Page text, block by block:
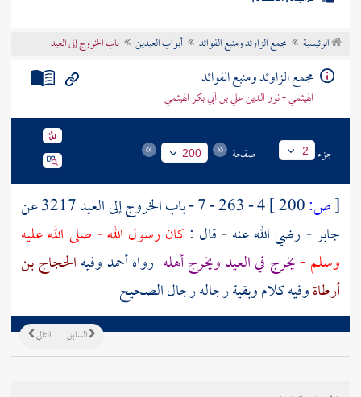
موضوعي
تراجم الأعلام
الرئيسية مجمع الزاوئد ومنبع الفوائد أبواب العيدين باب الخروج إلى العيد
مجمع الزاوئد ومنبع الفوائد
الهيثمي - نور الدين علي بن أبي بكر الهيثمي
جزء 2 صفحة 200
[ص:
4 - 263 - 7 - باب الخروج إلى العيد 3217 عن
جابر- رضي الله عنه - قال : كان رسول الله - صلى الله عليه
وسلم -يخرج في العيد ويخرج أهله رواهأحمدوفيهالحجاج بن
أرطاةوفيه كلام وبقية رجاله رجال الصحيح
التالي السابق